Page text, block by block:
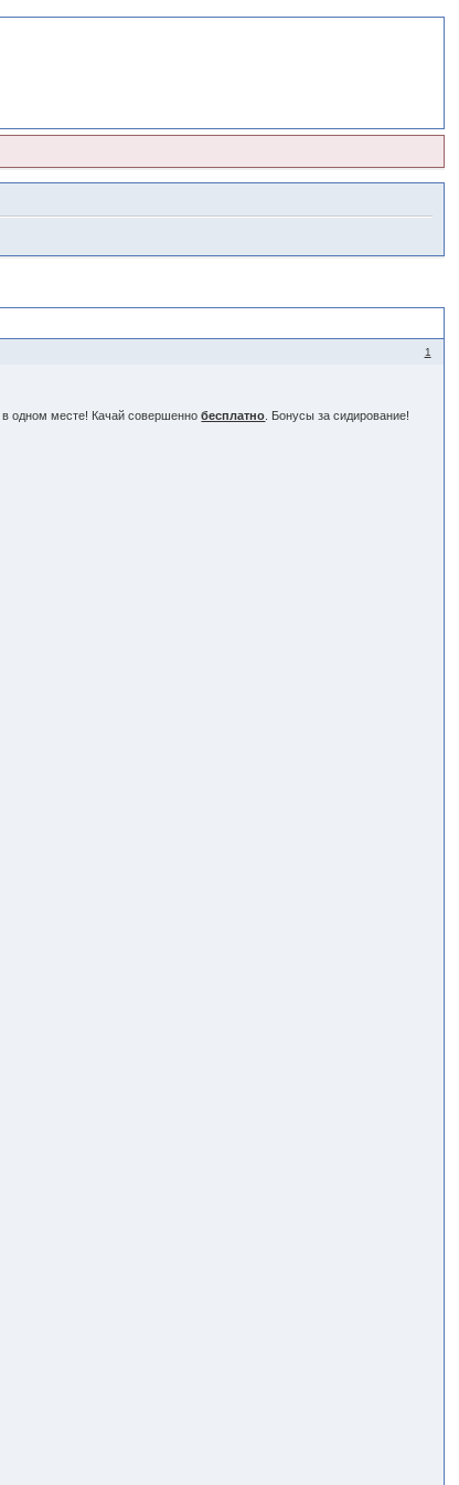
1
в одном месте! Качай совершеннобесплатно. Бонусы за сидирование!